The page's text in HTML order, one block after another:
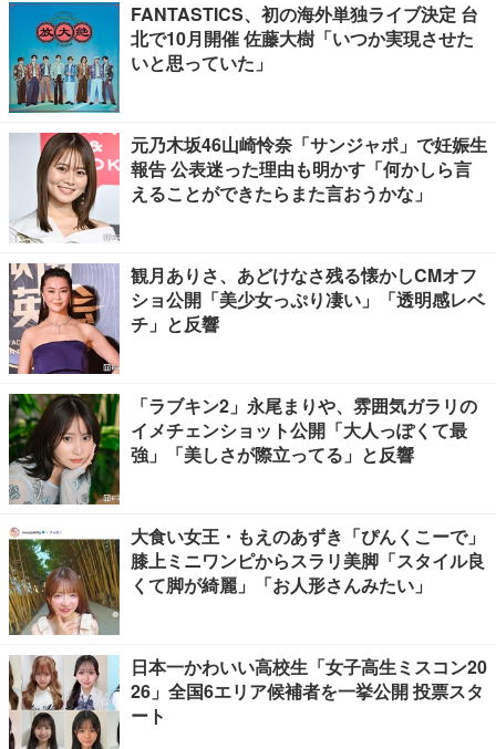
FANTASTICS、初の海外単独ライブ決定 台
北で10月開催 佐藤大樹「いつか実現させた
いと思っていた」
元乃木坂46山崎怜奈「サンジャポ」で妊娠生
報告 公表迷った理由も明かす「何かしら言
えることができたらまた言おうかな」
観月ありさ、あどけなさ残る懐かしCMオフ
ショ公開「美少女っぷり凄い」「透明感レベ
チ」と反響
「ラブキン2」永尾まりや、雰囲気ガラリの
イメチェンショット公開「大人っぽくて最
強」「美しさが際立ってる」と反響
大食い女王・もえのあずき「ぴんくこーで」
膝上ミニワンピからスラリ美脚「スタイル良
くて脚が綺麗」「お人形さんみたい」
日本一かわいい高校生「女子高生ミスコン20
26」全国6エリア候補者を一挙公開 投票スタ
ート